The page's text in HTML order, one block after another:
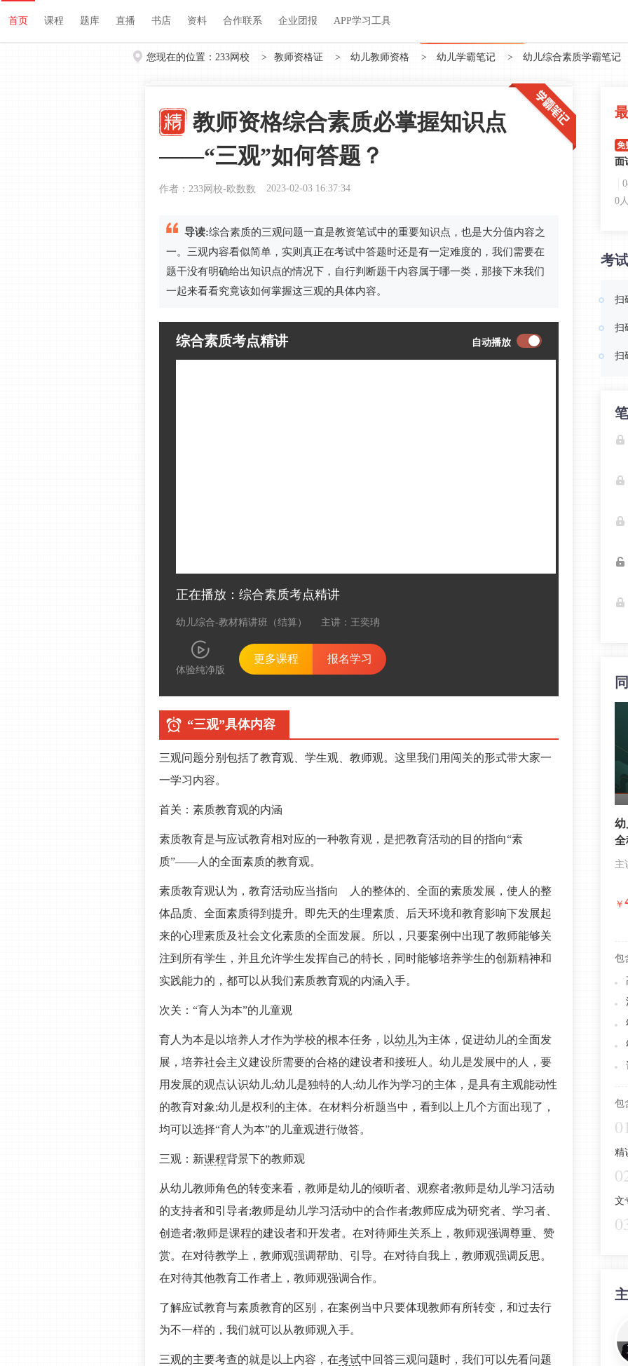
首页 课程 题库 直播 书店 资料 关于我们 帮助中心
首页 课程 题库 直播 书店 资料 合作联系 企业团报 APP学习工具
您现在的位置： 233网校 > 教师资格证 > 幼儿教师资格 > 幼儿学霸笔记 > 幼儿综合素质学霸笔记
教师资格综合素质必掌握知识点
——“三观”如何答题？
作者：233网校-欧数数 2023-02-03 16:37:34
导读:综合素质的三观问题一直是教资笔试中的重要知识点，也是大分值内容之
一。三观内容看似简单，实则真正在考试中答题时还是有一定难度的，我们需要在
题干没有明确给出知识点的情况下，自行判断题干内容属于哪一类，那接下来我们
一起来看看究竟该如何掌握这三观的具体内容。
综合素质考点精讲 自动播放
正在播放：综合素质考点精讲
幼儿综合-教材精讲班（结算） 主讲：王奕珃
体验纯净版
更多课程 报名学习
“三观”具体内容
三观问题分别包括了教育观、学生观、教师观。这里我们用闯关的形式带大家一
一学习内容。
首关：素质教育观的内涵
素质教育是与应试教育相对应的一种教育观，是把教育活动的目的指向“素
质”——人的全面素质的教育观。
素质教育观认为，教育活动应当指向 人的整体的、全面的素质发展，使人的整
体品质、全面素质得到提升。即先天的生理素质、后天环境和教育影响下发展起
来的心理素质及社会文化素质的全面发展。所以，只要案例中出现了教师能够关
注到所有学生，并且允许学生发挥自己的特长，同时能够培养学生的创新精神和
实践能力的，都可以从我们素质教育观的内涵入手。
次关：“育人为本”的儿童观
育人为本是以培养人才作为学校的根本任务，以幼儿为主体，促进幼儿的全面发
展，培养社会主义建设所需要的合格的建设者和接班人。幼儿是发展中的人，要
用发展的观点认识幼儿;幼儿是独特的人;幼儿作为学习的主体，是具有主观能动性
的教育对象;幼儿是权利的主体。在材料分析题当中，看到以上几个方面出现了，
均可以选择“育人为本”的儿童观进行做答。
三观：新课程背景下的教师观
从幼儿教师角色的转变来看，教师是幼儿的倾听者、观察者;教师是幼儿学习活动
的支持者和引导者;教师是幼儿学习活动中的合作者;教师应成为研究者、学习者、
创造者;教师是课程的建设者和开发者。在对待师生关系上，教师观强调尊重、赞
赏。在对待教学上，教师观强调帮助、引导。在对待自我上，教师观强调反思。
在对待其他教育工作者上，教师观强调合作。
了解应试教育与素质教育的区别，在案例当中只要体现教师有所转变，和过去行
为不一样的，我们就可以从教师观入手。
三观的主要考查的就是以上内容，在考试中回答三观问题时，我们可以先看问题
免
面
0
呼
考
扫
扫
扫
幼
全
主
￥
包
包
01
精
文